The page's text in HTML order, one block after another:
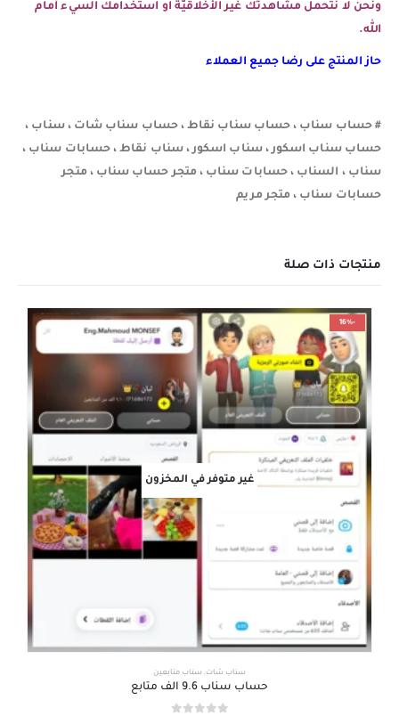
ونحنُ لا نتحمل مشاهدتك غير الأخلاقيَّة او استخدامك السيء أمام
الله.
حاز المنتج على رضا جميع العملاء
# حساب سناب ، حساب سناب نقاط ، حساب سناب شات ، سناب ،
حساب سناب اسكور ، سناب اسكور ، سناب نقاط ، حسابات سناب ،
سناب ، السناب ، حسابات سناب ، متجر حساب سناب ، متجر
حسابات سناب ، متجر مريم
منتجات ذات صلة
-16%
غير متوفر في المخزون
سناب شات , سناب متابعين
حساب سناب 9.6 الف متابع